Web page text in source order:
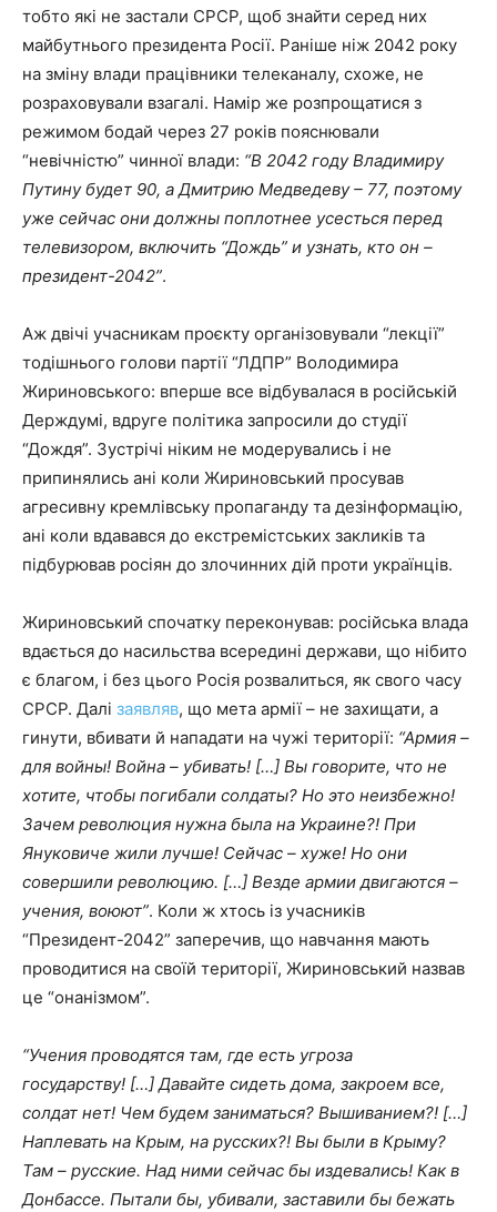
тобто які не застали СРСР, щоб знайти серед них
майбутнього президента Росії. Раніше ніж 2042 року
на зміну влади працівники телеканалу, схоже, не
розраховували взагалі. Намір же розпрощатися з
режимом бодай через 27 років пояснювали
“невічністю” чинної влади: “В 2042 году Владимиру
Путину будет 90, а Дмитрию Медведеву – 77, поэтому
уже сейчас они должны поплотнее усесться перед
телевизором, включить “Дождь” и узнать, кто он –
президент-2042”.
Аж двічі учасникам проєкту організовували “лекції”
тодішнього голови партії “ЛДПР” Володимира
Жириновського: вперше все відбувалася в російській
Держдумі, вдруге політика запросили до студії
“Дождя”. Зустрічі ніким не модерувались і не
припинялись ані коли Жириновський просував
агресивну кремлівську пропаганду та дезінформацію,
ані коли вдавався до екстремістських закликів та
підбурював росіян до злочинних дій проти українців.
Жириновський спочатку переконував: російська влада
вдається до насильства всередині держави, що нібито
є благом, і без цього Росія розвалиться, як свого часу
СРСР. Далі заявляв, що мета армії – не захищати, а
гинути, вбивати й нападати на чужі території: “Армия –
для войны! Война – убивать! […] Вы говорите, что не
хотите, чтобы погибали солдаты? Но это неизбежно!
Зачем революция нужна была на Украине?! При
Януковиче жили лучше! Сейчас – хуже! Но они
совершили революцию. […] Везде армии двигаются –
учения, воюют”. Коли ж хтось із учасників
“Президент-2042” заперечив, що навчання мають
проводитися на своїй території, Жириновський назвав
це “онанізмом”.
“Учения проводятся там, где есть угроза
государству! […] Давайте сидеть дома, закроем все,
солдат нет! Чем будем заниматься? Вышиванием?! […]
Наплевать на Крым, на русских?! Вы были в Крыму?
Там – русские. Над ними сейчас бы издевались! Как в
Донбассе. Пытали бы, убивали, заставили бы бежать